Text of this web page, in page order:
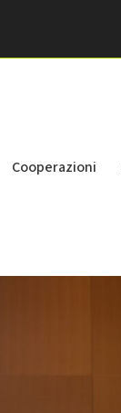
Cooperazioni